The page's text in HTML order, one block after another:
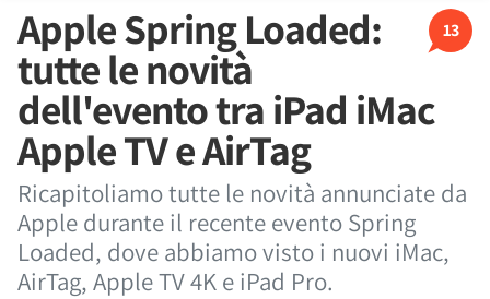
13
Apple Spring Loaded:
tutte le novità
dell'evento tra iPad iMac
Apple TV e AirTag
Ricapitoliamo tutte le novità annunciate da
Apple durante il recente evento Spring
Loaded, dove abbiamo visto i nuovi iMac,
AirTag, Apple TV 4K e iPad Pro.